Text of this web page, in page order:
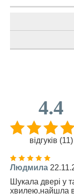
4.4
відгуків (11)
Людмила
Шукала двері у
хвилею,найшла в